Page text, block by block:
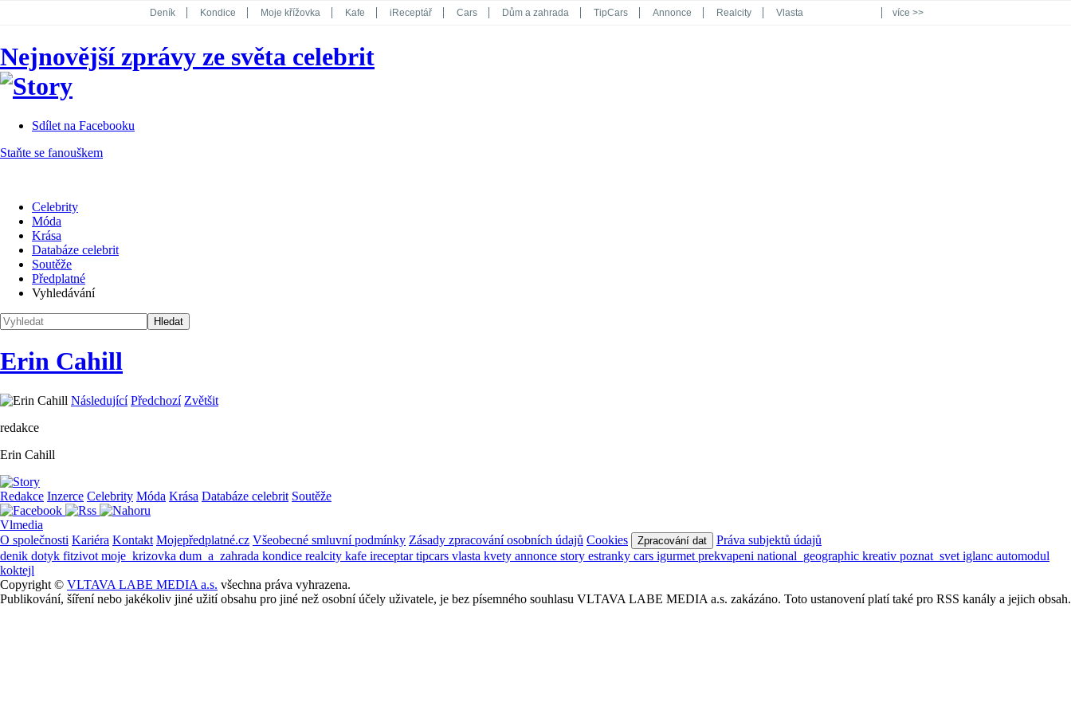
Deník Kondice Moje křížovka Kafe iReceptář Cars Dům a zahrada TipCars Annonce Realcity Vlasta
Koktejl
více >>
Nejnovější zprávy ze světa celebrit
Sdílet na Facebooku
Staňte se fanouškem
Celebrity
Móda
Krása
Databáze celebrit
Soutěže
Předplatné
Vyhledávání
Erin Cahill
Následující Předchozí Zvětšit
redakce
Erin Cahill
Redakce Inzerce Celebrity Móda Krása Databáze celebrit Soutěže
Vlmedia
O společnosti Kariéra Kontakt Mojepředplatné.cz Všeobecné smluvní podmínky Zásady zpracování osobních údajů Cookies Zpracování dat
Práva subjektů údajů
denik dotyk fitzivot moje_krizovka dum_a_zahrada kondice realcity kafe ireceptartipcars vlasta kvety annonce story estranky cars igurmet prekvapeni national_geographic kreativ poznat_svet iglanc automodul
koktejl
Copyright © VLTAVA LABE MEDIA a.s. všechna práva vyhrazena.
Publikování, šíření nebo jakékoliv jiné užití obsahu pro jiné než osobní účely uživatele, je bez písemného souhlasu VLTAVA LABE MEDIA a.s. zakázáno. Toto ustanovení platí také pro RSS kanály a jejich obsah.